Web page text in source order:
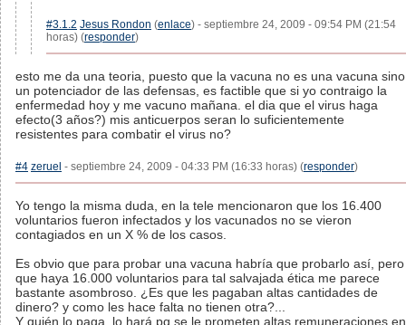
#3.1.2 Jesus Rondon (enlace) - septiembre 24, 2009 - 09:54 PM (21:54
horas) (responder)
esto me da una teoria, puesto que la vacuna no es una vacuna sino
un potenciador de las defensas, es factible que si yo contraigo la
enfermedad hoy y me vacuno mañana. el dia que el virus haga
efecto(3 años?) mis anticuerpos seran lo suficientemente
resistentes para combatir el virus no?
#4 zeruel - septiembre 24, 2009 - 04:33 PM (16:33 horas) (responder)
Yo tengo la misma duda, en la tele mencionaron que los 16.400
voluntarios fueron infectados y los vacunados no se vieron
contagiados en un X % de los casos.
Es obvio que para probar una vacuna habría que probarlo así, pero
que haya 16.000 voluntarios para tal salvajada ética me parece
bastante asombroso. ¿Es que les pagaban altas cantidades de
dinero? y como les hace falta no tienen otra?...
Y quién lo paga, lo hará pq se le prometen altas remuneraciones en